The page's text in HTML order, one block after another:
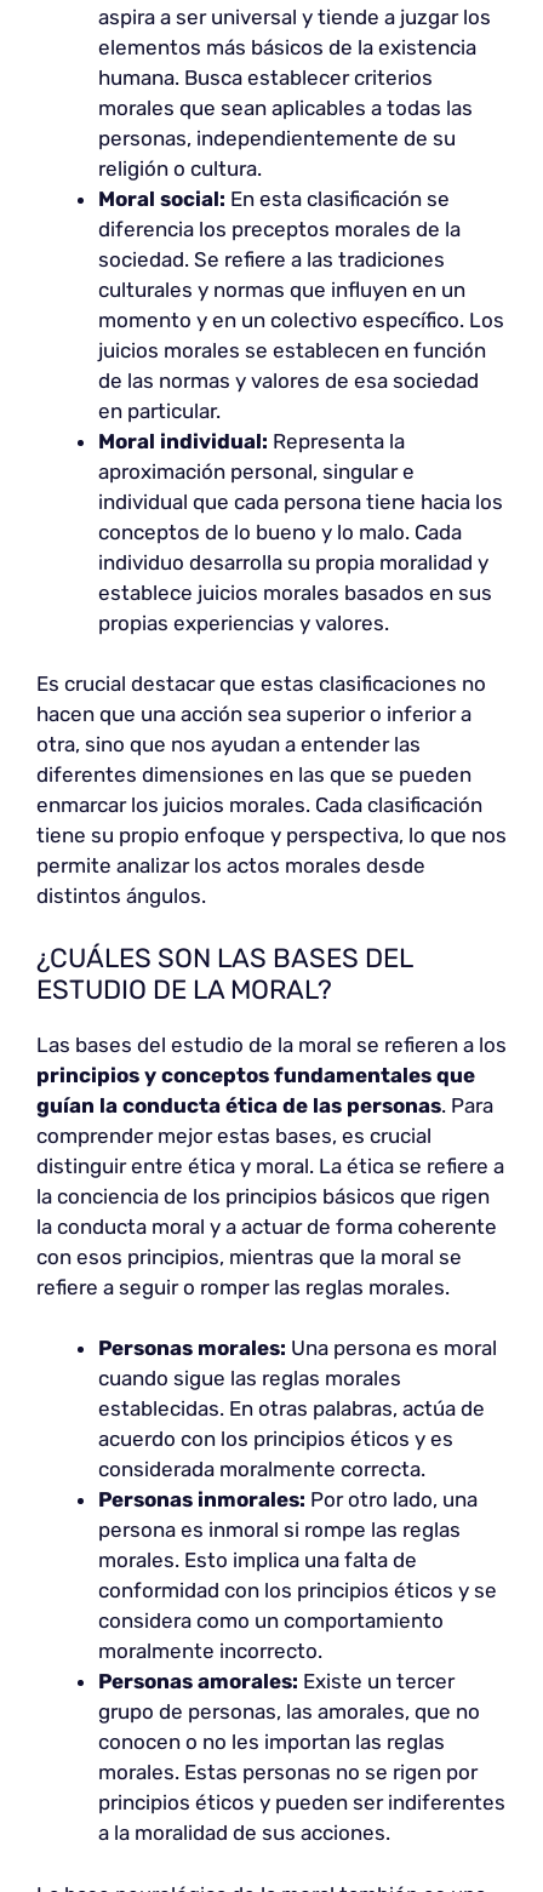
aspira a ser universal y tiende a juzgar los
elementos más básicos de la existencia
humana. Busca establecer criterios
morales que sean aplicables a todas las
personas, independientemente de su
religión o cultura.
Moral social: En esta clasificación se
diferencia los preceptos morales de la
sociedad. Se refiere a las tradiciones
culturales y normas que influyen en un
momento y en un colectivo específico. Los
juicios morales se establecen en función
de las normas y valores de esa sociedad
en particular.
Moral individual: Representa la
aproximación personal, singular e
individual que cada persona tiene hacia los
conceptos de lo bueno y lo malo. Cada
individuo desarrolla su propia moralidad y
establece juicios morales basados en sus
propias experiencias y valores.
Es crucial destacar que estas clasificaciones no
hacen que una acción sea superior o inferior a
otra, sino que nos ayudan a entender las
diferentes dimensiones en las que se pueden
enmarcar los juicios morales. Cada clasificación
tiene su propio enfoque y perspectiva, lo que nos
permite analizar los actos morales desde
distintos ángulos.
¿CUÁLES SON LAS BASES DEL
ESTUDIO DE LA MORAL?
Las bases del estudio de la moral se refieren a los
principios y conceptos fundamentales que
guían la conducta ética de las personas. Para
comprender mejor estas bases, es crucial
distinguir entre ética y moral. La ética se refiere a
la conciencia de los principios básicos que rigen
la conducta moral y a actuar de forma coherente
con esos principios, mientras que la moral se
refiere a seguir o romper las reglas morales.
Personas morales: Una persona es moral
cuando sigue las reglas morales
establecidas. En otras palabras, actúa de
acuerdo con los principios éticos y es
considerada moralmente correcta.
Personas inmorales: Por otro lado, una
persona es inmoral si rompe las reglas
morales. Esto implica una falta de
conformidad con los principios éticos y se
considera como un comportamiento
moralmente incorrecto.
Personas amorales: Existe un tercer
grupo de personas, las amorales, que no
conocen o no les importan las reglas
morales. Estas personas no se rigen por
principios éticos y pueden ser indiferentes
a la moralidad de sus acciones.